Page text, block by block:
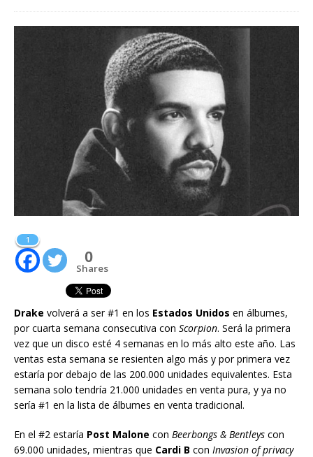
1
0
Shares
Drake volverá a ser #1 en los Estados Unidos en álbumes,
por cuarta semana consecutiva con Scorpion. Será la primera
vez que un disco esté 4 semanas en lo más alto este año. Las
ventas esta semana se resienten algo más y por primera vez
estaría por debajo de las 200.000 unidades equivalentes. Esta
semana solo tendría 21.000 unidades en venta pura, y ya no
sería #1 en la lista de álbumes en venta tradicional.
En el #2 estaría Post Malone con Beerbongs & Bentleys con
69.000 unidades, mientras que Cardi B con Invasion of privacy